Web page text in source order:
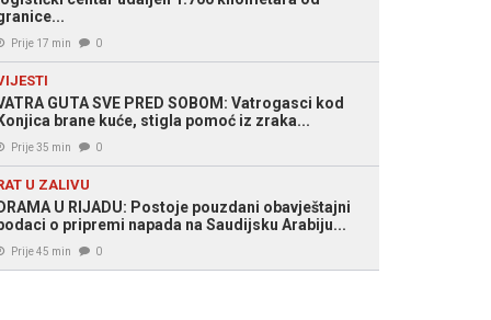
Prije 17 min 0
GUTA SVE PRED SOBOM: Vatrogasci kod
brane kuće, stigla pomoć iz zraka...
Prije 35 min 0
U ZALIVU
U RIJADU: Postoje pouzdani obavještajni
o pripremi napada na Saudijsku Arabiju...
Prije 45 min 0